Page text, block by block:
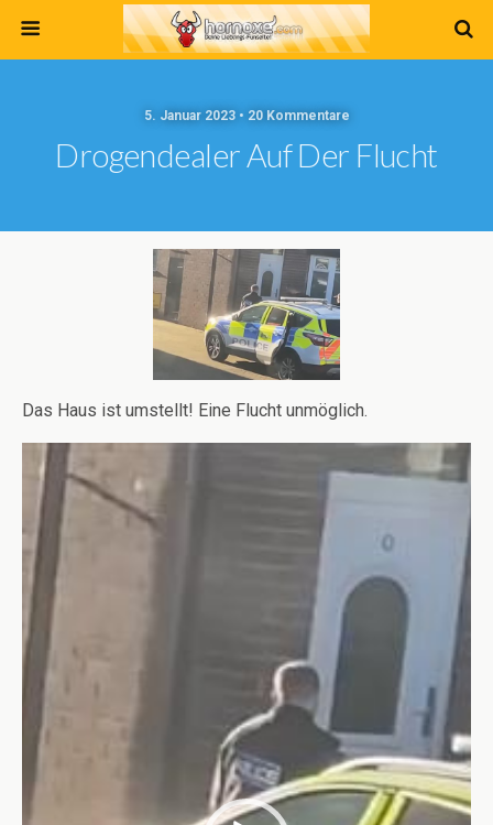
5. Januar 2023 • 20 Kommentare
Drogendealer Auf Der Flucht
Das Haus ist umstellt! Eine Flucht unmöglich.
Video-
Player